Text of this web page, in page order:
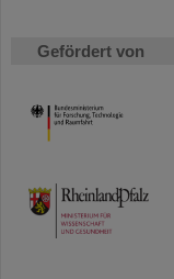
Gefördert von
HMWK
TMWWDG